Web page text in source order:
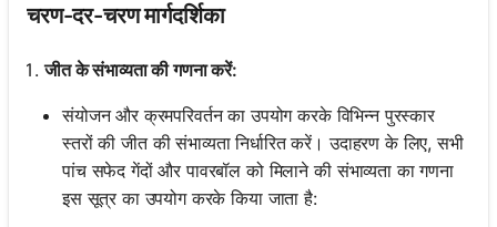
चरण-दर-चरण मार्गदर्शिका
जीत के संभाव्यता की गणना करें:
संयोजन और क्रमपरिवर्तन का उपयोग करके विभिन्न पुरस्कार
स्तरों की जीत की संभाव्यता निर्धारित करें। उदाहरण के लिए, सभी
पांच सफेद गेंदों और पावरबॉल को मिलाने की संभाव्यता का गणना
इस सूत्र का उपयोग करके किया जाता है: